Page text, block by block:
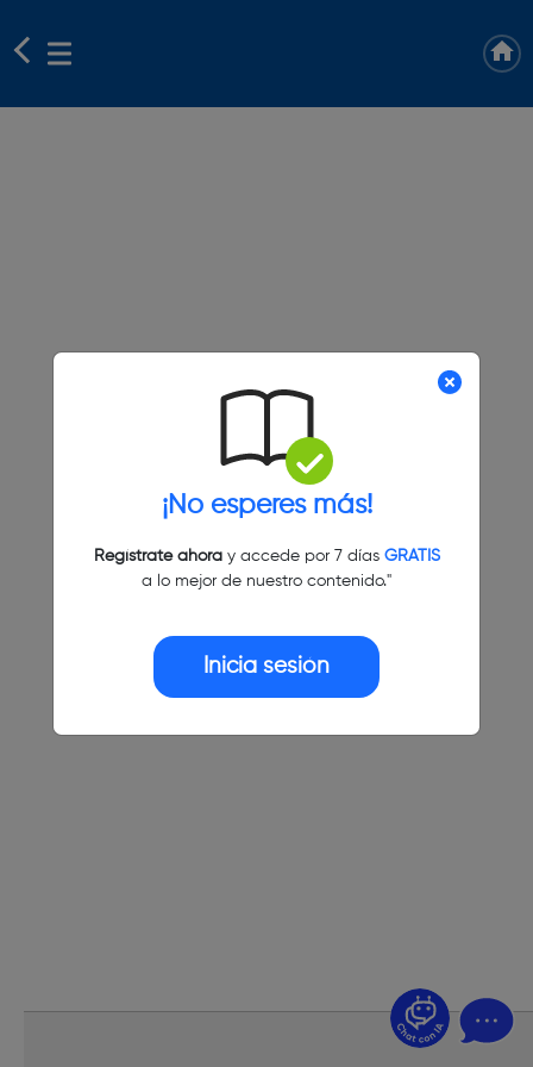
¡No esperes más!
Regístrate ahoray accede por 7 días GRATIS
a lo mejor de nuestro contenido."
Inicia sesión